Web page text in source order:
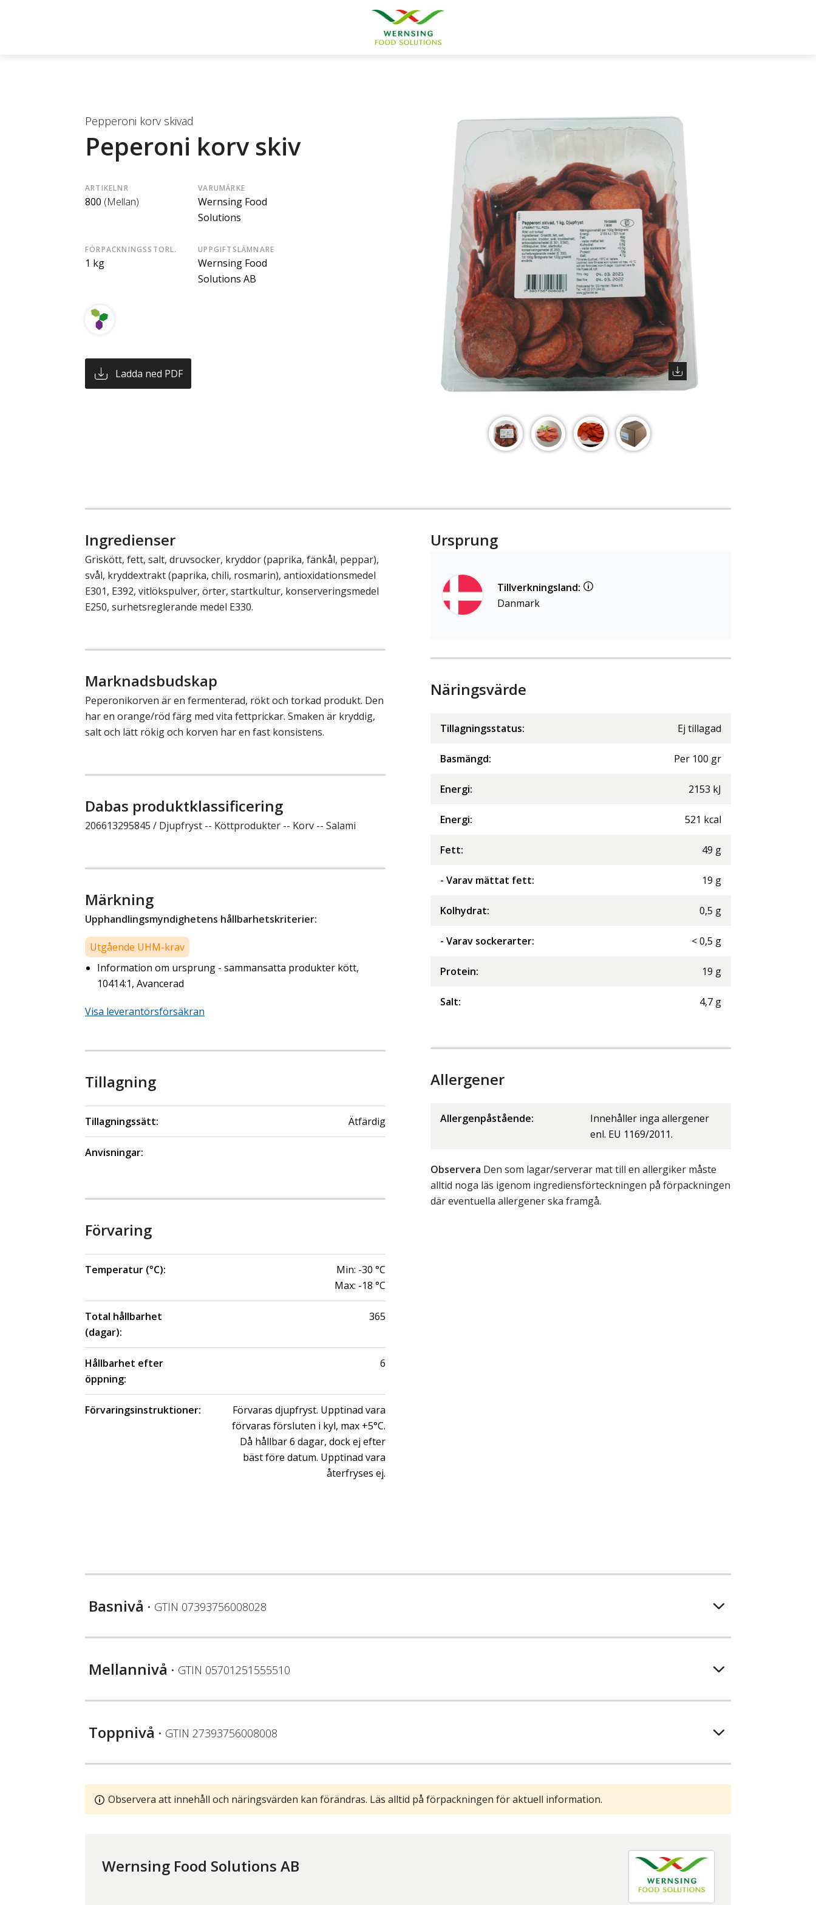
Pepperoni korv skivad
Peperoni korv skiv
ARTIKELNR
800 (Mellan)
VARUMÄRKE
Wernsing Food
Solutions
FÖRPACKNINGSSTORL.
1 kg
UPPGIFTSLÄMNARE
Wernsing Food
Solutions AB
Ladda ned PDF
Ingredienser
Griskött, fett, salt, druvsocker, kryddor (paprika, fänkål, peppar),
svål, kryddextrakt (paprika, chili, rosmarin), antioxidationsmedel
E301, E392, vitlökspulver, örter, startkultur, konserveringsmedel
E250, surhetsreglerande medel E330.
Marknadsbudskap
Peperonikorven är en fermenterad, rökt och torkad produkt. Den
har en orange/röd färg med vita fettprickar. Smaken är kryddig,
salt och lätt rökig och korven har en fast konsistens.
Dabas produktklassificering
206613295845 / Djupfryst -- Köttprodukter -- Korv -- Salami
Märkning
Upphandlingsmyndighetens hållbarhetskriterier:
Utgående UHM-krav
Information om ursprung - sammansatta produkter kött,
10414:1, Avancerad
Visa leverantörsförsäkran
Tillagning
Tillagningssätt: Ätfärdig
Anvisningar:
Förvaring
Temperatur (°C): Min: -30 °C
Max: -18 °C
Total hållbarhet
(dagar):
365
Hållbarhet efter
öppning:
6
Förvaringsinstruktioner:
Förvaras djupfryst. Upptinad vara
förvaras försluten i kyl, max +5°C.
Då hållbar 6 dagar, dock ej efter
bäst före datum. Upptinad vara
återfryses ej.
Ursprung
Tillverkningsland:
Danmark
Näringsvärde
Tillagningsstatus: Ej tillagad
Basmängd: Per 100 gr
Energi: 2153 kJ
Energi: 521 kcal
Fett: 49 g
- Varav mättat fett: 19 g
Kolhydrat: 0,5 g
- Varav sockerarter: <0,5 g
Protein: 19 g
Salt: 4,7 g
Allergener
Allergenpåstående:
Innehåller inga allergener
enl. EU 1169/2011.
Observera Den som lagar/serverar mat till en allergiker måste
alltid noga läs igenom ingrediensförteckningen på förpackningen
där eventuella allergener ska framgå.
Basnivå • GTIN 07393756008028
Mellannivå • GTIN 05701251555510
Toppnivå • GTIN 27393756008008
Observera att innehåll och näringsvärden kan förändras. Läs alltid på förpackningen för aktuell information.
Wernsing Food Solutions AB